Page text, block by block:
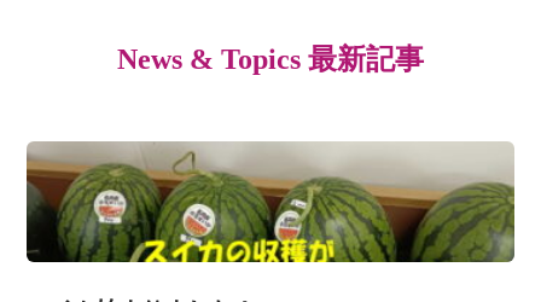
News & Topics 最新記事